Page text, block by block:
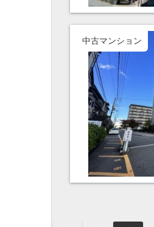
中古マンション